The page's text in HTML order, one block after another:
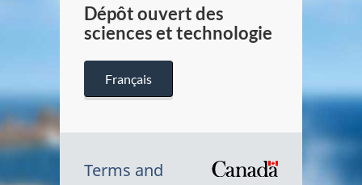
Dépôt ouvert des
sciences et technologie
Français
Terms and